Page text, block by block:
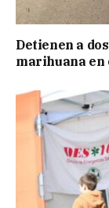
Detienen a
marihuana en